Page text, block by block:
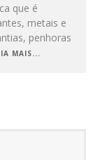
que é
metais e
penhoras
MAIS...